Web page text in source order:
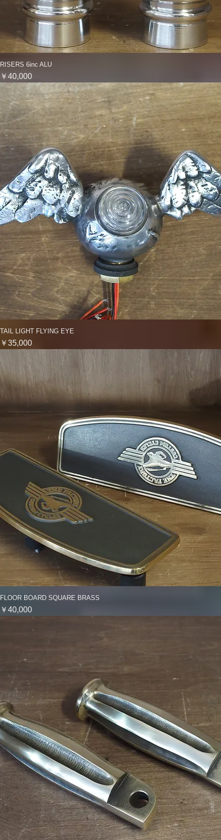
RISERS 6inc ALU
価格
￥40,000
TAIL LIGHT FLYING EYE
価格
￥35,000
クイックビュー
FLOOR BOARD SQUARE BRASS
価格
￥40,000